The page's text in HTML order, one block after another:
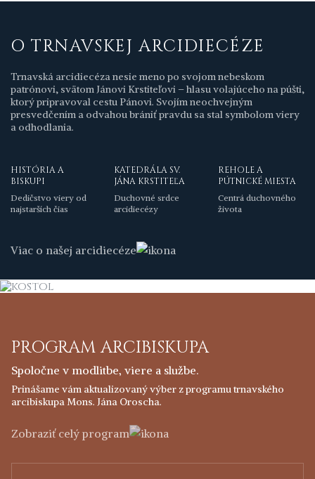
O TRNAVSKEJ ARCIDIECÉZE
Trnavská arcidiecéza nesie meno po svojom nebeskom
patrónovi, svätom Jánovi Krstiteľovi – hlasu volajúceho na púšti,
ktorý pripravoval cestu Pánovi. Svojím neochvejným
presvedčením a odvahou brániť pravdu sa stal symbolom viery
a odhodlania.
HISTÓRIA A
BISKUPI
Dedičstvo viery od
najstarších čias
KATEDRÁLA SV.
JÁNA KRSTITEĽA
Duchovné srdce
arcidiecézy
REHOLE A
PÚTNICKÉ MIESTA
Centrá duchovného
života
Viac o našej arcidiecéze
PROGRAM ARCIBISKUPA
Spoločne v modlitbe, viere a službe.
Prinášame vám aktualizovaný výber z programu trnavského
arcibiskupa Mons. Jána Oroscha.
Zobraziť celý program